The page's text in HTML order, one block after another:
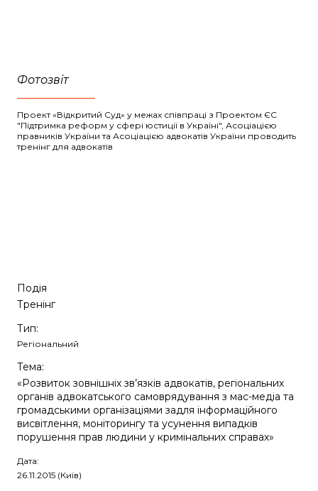
Фотозвіт
Проект «Відкритий Суд» у межах співпраці з Проектом ЄС
"Підтримка реформ у сфері юстиції в Україні", Асоціацією
правників України та Асоціацією адвокатів України проводить
тренінг для адвокатів
Подія
Тренінг
Тип:
Регіональний
Тема:
«Розвиток зовнішніх зв’язків адвокатів, регіональних
органів адвокатського самоврядування з мас-медіа та
громадськими організаціями задля інформаційного
висвітлення, моніторингу та усунення випадків
порушення прав людини у кримінальних справах»
Дата:
26.11.2015 (Київ)